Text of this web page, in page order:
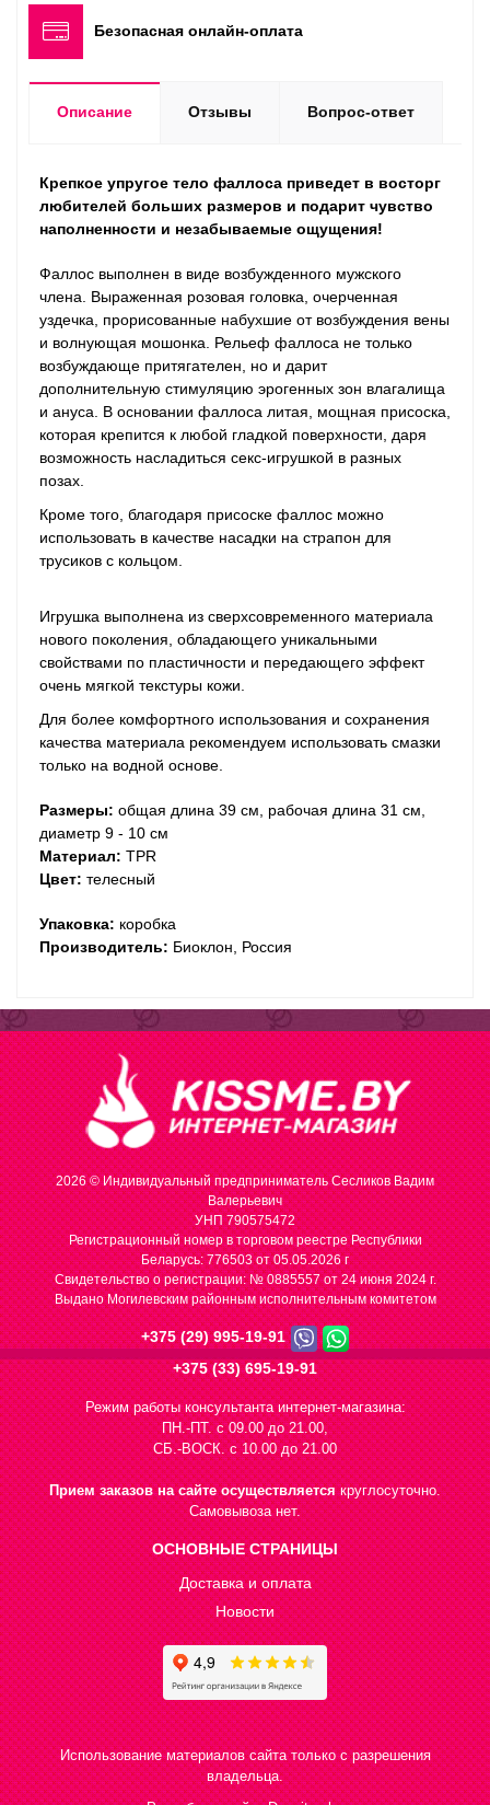
Безопасная онлайн-оплата
Описание Отзывы Вопрос-ответ
Крепкое упругое тело фаллоса приведет в восторг
любителей больших размеров и подарит чувство
наполненности и незабываемые ощущения!
Фаллос выполнен в виде возбужденного мужского
члена. Выраженная розовая головка, очерченная
уздечка, прорисованные набухшие от возбуждения вены
и волнующая мошонка. Рельеф фаллоса не только
возбуждающе притягателен, но и дарит
дополнительную стимуляцию эрогенных зон влагалища
и ануса. В основании фаллоса литая, мощная присоска,
которая крепится к любой гладкой поверхности, даря
возможность насладиться секс-игрушкой в разных
позах.
Кроме того, благодаря присоске фаллос можно
использовать в качестве насадки на страпон для
трусиков с кольцом.
Игрушка выполнена из сверхсовременного материала
нового поколения, обладающего уникальными
свойствами по пластичности и передающего эффект
очень мягкой текстуры кожи.
Для более комфортного использования и сохранения
качества материала рекомендуем использовать смазки
только на водной основе.
Размеры: общая длина 39 см, рабочая длина 31 см,
диаметр 9 - 10 см
Материал: TPR
Цвет: телесный
Упаковка: коробка
Производитель: Биоклон, Россия
2026 © Индивидуальный предприниматель Сесликов Вадим
Валерьевич
УНП 790575472
Регистрационный номер в торговом реестре Республики
Беларусь: 776503 от 05.05.2026 г
Cвидетельство о регистрации: № 0885557 от 24 июня 2024 г.
Выдано Могилевским районным исполнительным комитетом
+375 (29) 995-19-91
+375 (33) 695-19-91
Режим работы консультанта интернет-магазина:
ПН.-ПТ. с 09.00 до 21.00,
СБ.-ВОСК. с 10.00 до 21.00
Прием заказов на сайте осуществляетсякруглосуточно.
Самовывоза нет.
ОСНОВНЫЕ СТРАНИЦЫ
Доставка и оплата
Новости
Использование материалов сайта только с разрешения
владельца.